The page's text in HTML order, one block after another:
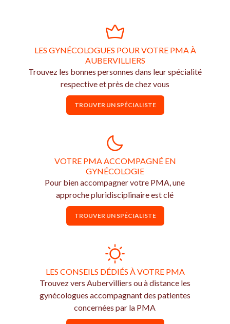
LES GYNÉCOLOGUES POUR VOTRE PMA À
AUBERVILLIERS
Trouvez les bonnes personnes dans leur spécialité
respective et près de chez vous
TROUVER UN SPÉCIALISTE
VOTRE PMA ACCOMPAGNÉ EN
GYNÉCOLOGIE
Pour bien accompagner votre PMA, une
approche pluridisciplinaire est clé
TROUVER UN SPÉCIALISTE
LES CONSEILS DÉDIÉS À VOTRE PMA
Trouvez vers Aubervilliers ou à distance les
gynécologues accompagnant des patientes
concernées par la PMA